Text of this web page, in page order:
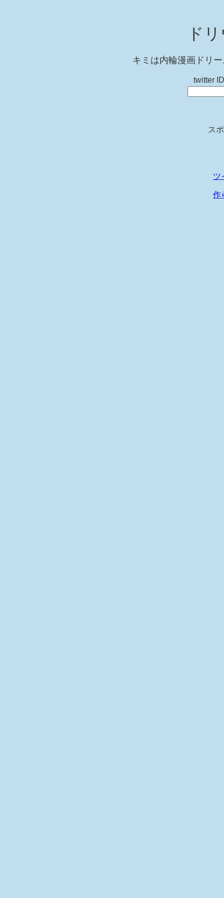
ド
キミは内輪漫画ドリ
twitter
ス
ツ
作